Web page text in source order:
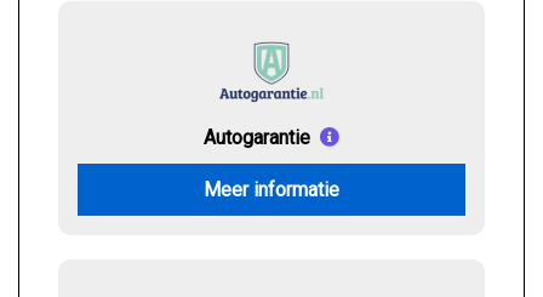
Autogarantie
Meer informatie